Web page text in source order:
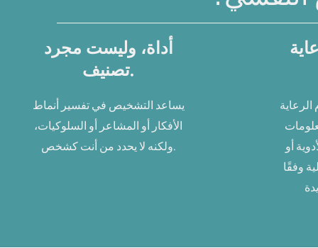
أداة، وليست مجرد
تصنيف.
يساعد التشخيص في تفسير أنماط
الأفكار أو المشاعر أو السلوكيات،
ولكنه لا يحدد من أنت كشخص.
أو
وفقًا